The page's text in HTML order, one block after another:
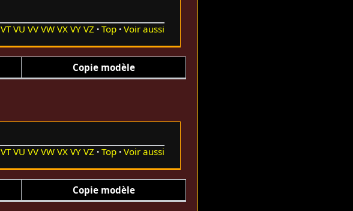
VT VU VV VW VX VY VZ Top Voir aussi
Copie modèle
VT VU VV VW VX VY VZ Top Voir aussi
Copie modèle